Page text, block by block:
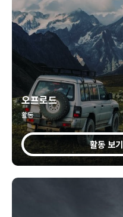
오프로드
활동
활동 보기